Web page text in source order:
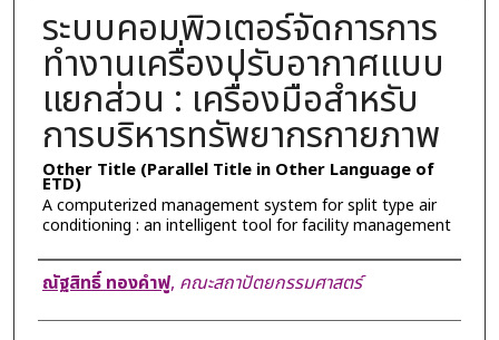
ระบบคอมพิวเตอร์จัดการการ
ทำงานเครื่องปรับอากาศแบบ
แยกส่วน : เครื่องมือสำหรับ
การบริหารทรัพยากรกายภาพ
Other Title (Parallel Title in Other Language of
ETD)
A computerized management system for split type air
conditioning : an intelligent tool for facility management
Author
ณัฐสิทธิ์ ทองคำฟู, คณะสถาปัตยกรรมศาสตร์